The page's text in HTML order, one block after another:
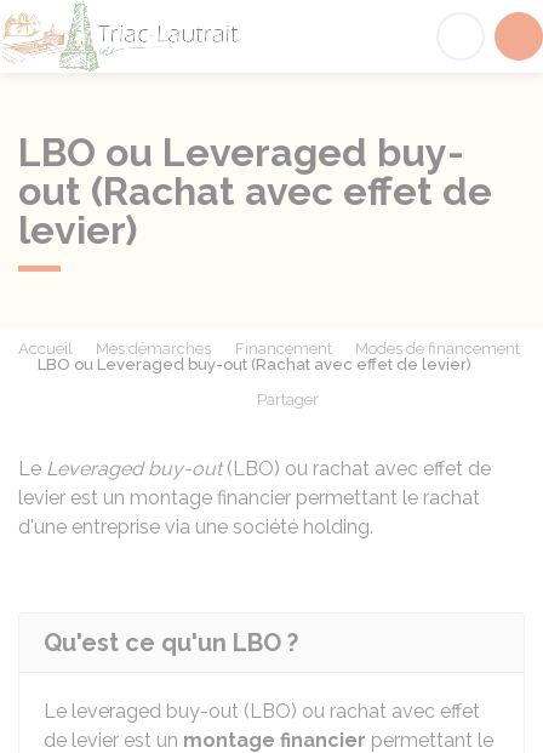
LBO ou Leveraged buy-
out (Rachat avec effet de
levier)
Accueil Mes démarches Financement
Modes de financement
LBO ou Leveraged buy-out (Rachat avec effet de levier)
Partager
Le Leveraged buy-out(LBO) ou rachat avec effet de
levier est un montage financier permettant le rachat
d'une entreprise via une société holding.
Qu'est ce qu'un LBO ?
Le leveraged buy-out (LBO) ou rachat avec effet
de levier est un montage financier permettant le